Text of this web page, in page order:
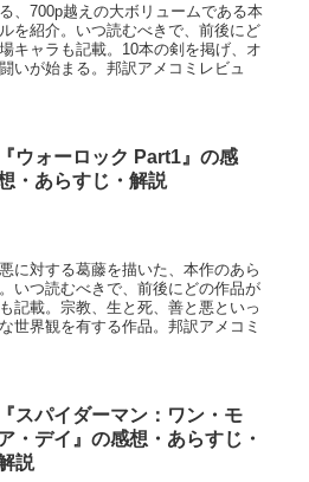
、700p越えの大ボリュームである本
を紹介。いつ読むべきで、前後にど
キャラも記載。10本の剣を掲げ、オ
いが始まる。邦訳アメコミレビュ
『ウォーロック Part1』の感
・あらすじ・解説
に対する葛藤を描いた、本作のあら
いつ読むべきで、前後にどの作品が
記載。宗教、生と死、善と悪といっ
世界観を有する作品。邦訳アメコミ
『スパイダーマン：ワン・モ
・デイ』の感想・あらすじ・
説